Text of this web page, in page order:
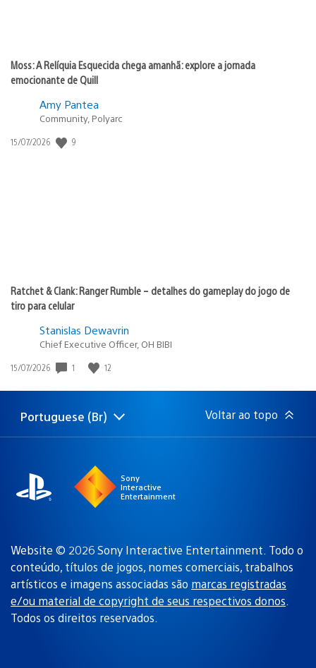
Moss: A Relíquia Esquecida chega amanhã: explore a jornada
emocionante de Quill
Amy Pantea
Community, Polyarc
Data
15/07/2026 9
Ratchet & Clank: Ranger Rumble – detalhes do gameplay do jogo de
tiro para celular
Stanislas Dewavrin
Chief Executive Officer, OH BIBI
Data
publicação:
15/07/2026 1 12
Selecione
Região
Portuguese (Br) Voltar ao topo
Sony
Interactive
Entertainment
Website © 2026 Sony Interactive Entertainment. Todo o
conteúdo, títulos de jogos, nomes comerciais, trabalhos
artísticos e imagens associadas são marcas registradas
e/ou material de copyright de seus respectivos donos.
Todos os direitos reservados.